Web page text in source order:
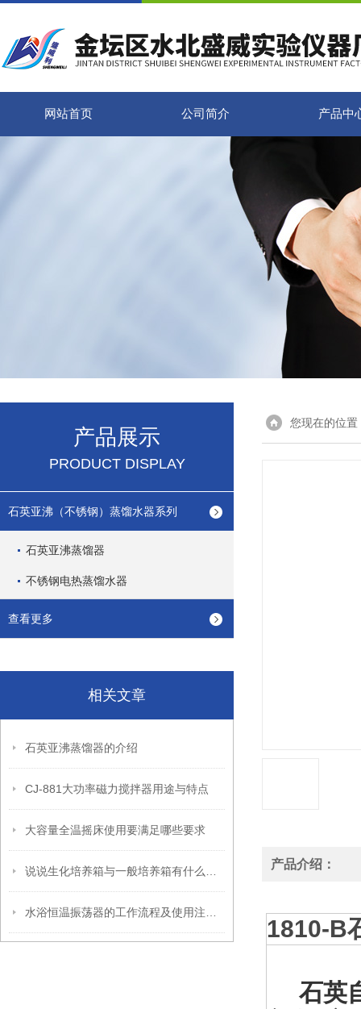
网站首页 公司简介 产品中
产品展示
PRODUCT DISPLAY
石英亚沸（不锈钢）蒸馏水器系列
石英亚沸蒸馏器
不锈钢电热蒸馏水器
查看更多
相关文章
石英亚沸蒸馏器的介绍
CJ-881大功率磁力搅拌器用途与特点
大容量全温摇床使用要满足哪些要求
您现在的位置
产品介绍：
1810-B
石英